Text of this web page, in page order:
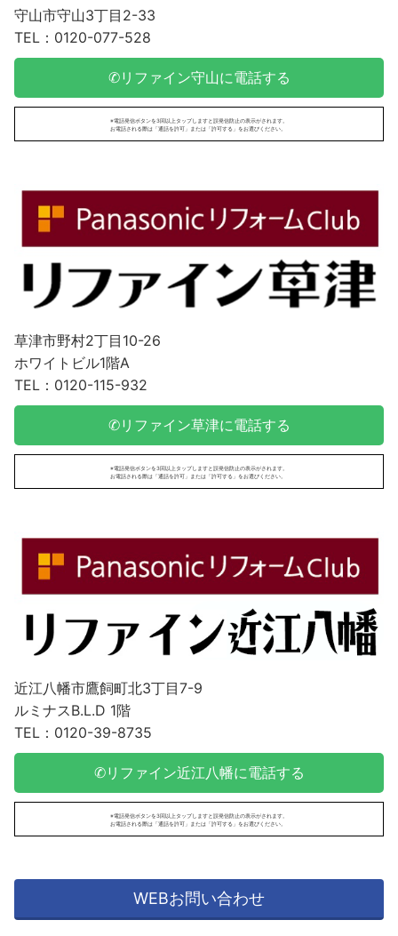
守山市守山3丁目2-33
TEL：0120-077-528
✆リファイン守山に電話する
※電話発信ボタンを3回以上タップしますと誤発信防止の表示がされます。
お電話される際は「通話を許可」または「許可する」をお選びください。
草津市野村2丁目10-26
ホワイトビル1階A
TEL：0120-115-932
✆リファイン草津に電話する
※電話発信ボタンを3回以上タップしますと誤発信防止の表示がされます。
お電話される際は「通話を許可」または「許可する」をお選びください。
近江八幡市鷹飼町北3丁目7-9
ルミナスB.L.D 1階
TEL：0120-39-8735
✆リファイン近江八幡に電話する
※電話発信ボタンを3回以上タップしますと誤発信防止の表示がされます。
お電話される際は「通話を許可」または「許可する」をお選びください。
WEBお問い合わせ